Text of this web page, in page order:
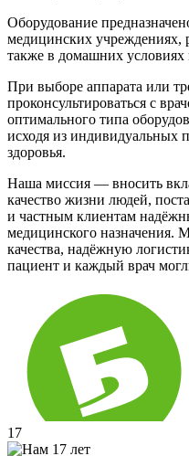
Оборудование
медицинских учреждениях,
также в домашних условиях
При выборе аппарата или
проконсультироваться с
оптимального типа
исходя из индивидуальных
здоровья.
Наша миссия — вносить
качество жизни людей,
и частным клиентам
медицинского назначения.
качества, надёжную
пациент и каждый врач
17